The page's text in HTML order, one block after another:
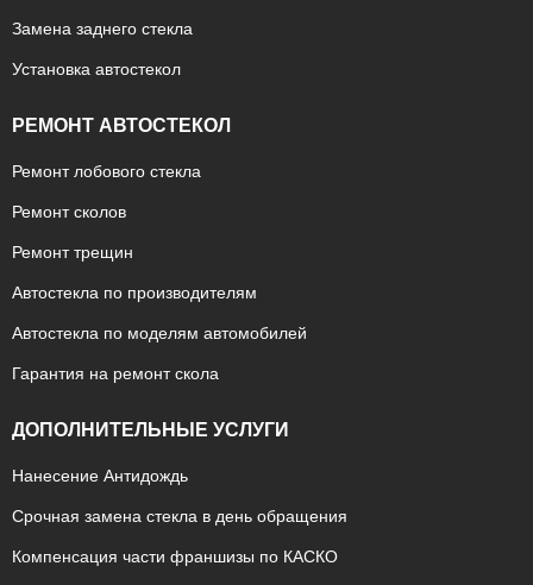
Замена заднего стекла
Установка автостекол
РЕМОНТ АВТОСТЕКОЛ
Ремонт лобового стекла
Ремонт сколов
Ремонт трещин
Автостекла по производителям
Автостекла по моделям автомобилей
Гарантия на ремонт скола
ДОПОЛНИТЕЛЬНЫЕ УСЛУГИ
Нанесение Антидождь
Срочная замена стекла в день обращения
Компенсация части франшизы по КАСКО